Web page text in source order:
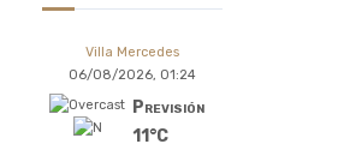
Villa Mercedes
06/08/2026, 01:24
Previsión
11°C